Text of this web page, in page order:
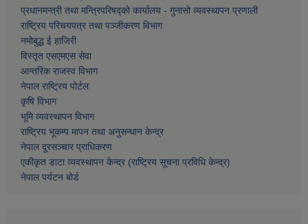
प्रधानमन्त्री तथा मन्त्रिपरिषद्को कार्यालय - गुनासो व्यवस्थापन प्रणाली
राष्ट्रिय परिचयपत्र तथा पञ्जीकरण विभाग
नमाेबुद्ध ई हाजिरी
विस्तृत एसएमएस सेवा
आन्तरिक राजस्व विभाग
नेपाल राष्ट्रिय पोर्टल
कृषि विभाग
भूमि व्यवस्थापन विभाग
राष्ट्रिय भूकम्प मापन तथा अनुसन्धान केन्द्र
नेपाल दूरसञ्चार प्राधिकरण
एकीकृत डाटा व्यवस्थापन केन्द्र (राष्ट्रिय सूचना प्रविधि केन्द्र)
नेपाल पर्यटन बोर्ड